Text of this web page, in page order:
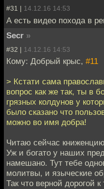
#31 | 14.12.16 14:53
А есть видео похода в
Secr »
#32 | 14.12.16 14:53
Кому: Добрый крыс, #11
> Кстати сама
вопрос как же так, ты в
грязных колдунов у
было сказано что
можно во имя добра!
Читаю сейчас
Уж и богато у наших
намешано. Тут тебе
молитвы, и языческие
Так что верной дорогой